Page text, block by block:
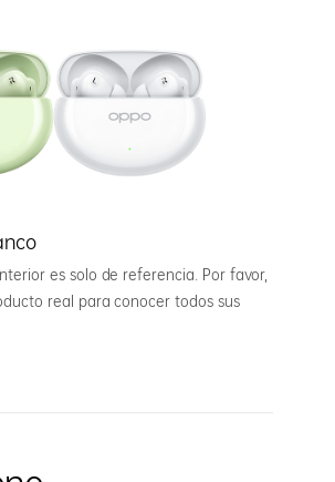
es solo de referencia. Por favor,
real para conocer todos sus